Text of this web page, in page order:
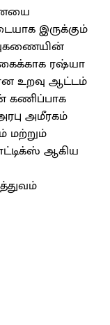
இருக்கும்
ரஷ்யா
உறவு ஆட்டம்
கணிப்பாக
அமீரகம்
மற்றும்
ஆகிய